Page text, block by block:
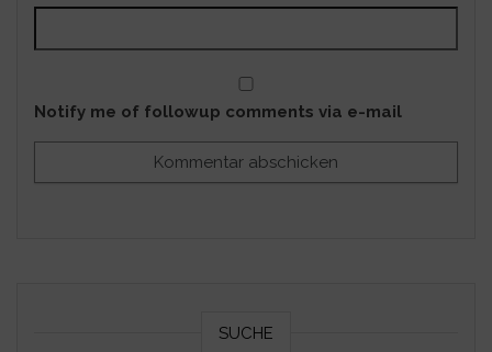
Notify me of followup comments via e-mail
SUCHE